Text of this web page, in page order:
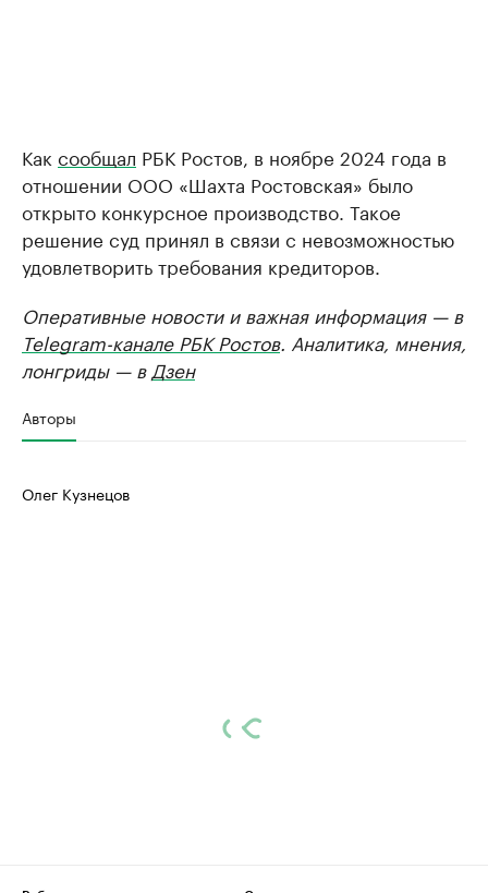
Как сообщал РБК Ростов, в ноябре 2024 года в
отношении ООО «Шахта Ростовская» было
открыто конкурсное производство. Такое
решение суд принял в связи с невозможностью
удовлетворить требования кредиторов.
Оперативные новости и важная информация — в
Telegram-канале РБК Ростов. Аналитика, мнения,
лонгриды — в Дзен
Авторы
Олег Кузнецов